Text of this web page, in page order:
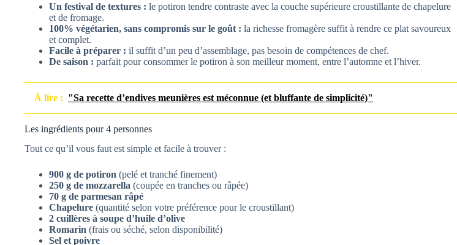
Un festival de textures : le potiron tendre contraste avec la couche supérieure croustillante de chapelure
et de fromage.
100% végétarien, sans compromis sur le goût : la richesse fromagère suffit à rendre ce plat savoureux
et complet.
Facile à préparer : il suffit d’un peu d’assemblage, pas besoin de compétences de chef.
De saison : parfait pour consommer le potiron à son meilleur moment, entre l’automne et l’hiver.
À lire : "Sa recette d’endives meunières est méconnue (et bluffante de simplicité)"
Les ingrédients pour 4 personnes
Tout ce qu’il vous faut est simple et facile à trouver :
900 g de potiron (pelé et tranché finement)
250 g de mozzarella (coupée en tranches ou râpée)
70 g de parmesan râpé
Chapelure (quantité selon votre préférence pour le croustillant)
2 cuillères à soupe d’huile d’olive
Romarin (frais ou séché, selon disponibilité)
Sel et poivre